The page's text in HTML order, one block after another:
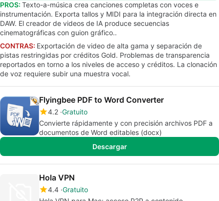
PROS: Texto-a-música crea canciones completas con voces e
instrumentación. Exporta tallos y MIDI para la integración directa en
DAW. El creador de videos de IA produce secuencias
cinematográficas con guion gráfico..
CONTRAS: Exportación de video de alta gama y separación de
pistas restringidas por créditos Gold. Problemas de transparencia
reportados en torno a los niveles de acceso y créditos. La clonación
de voz requiere subir una muestra vocal.
Flyingbee PDF to Word Converter
4.2 Gratuito
Convierte rápidamente y con precisión archivos PDF a
documentos de Word editables (docx)
Descargar
Hola VPN
4.4 Gratuito